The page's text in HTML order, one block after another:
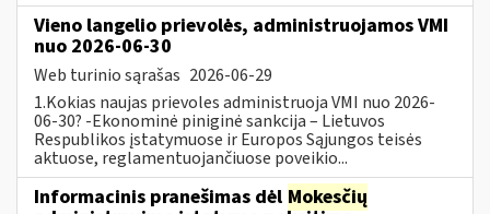
Vieno langelio prievolės, administruojamos VMI
nuo 2026-06-30
Web turinio sąrašas 2026-06-29
1.Kokias naujas prievoles administruoja VMI nuo 2026-
06-30? -Ekonominė piniginė sankcija – Lietuvos
Respublikos įstatymuose ir Europos Sąjungos teisės
aktuose, reglamentuojančiuose poveikio...
Informacinis pranešimas dėl Mokesčių